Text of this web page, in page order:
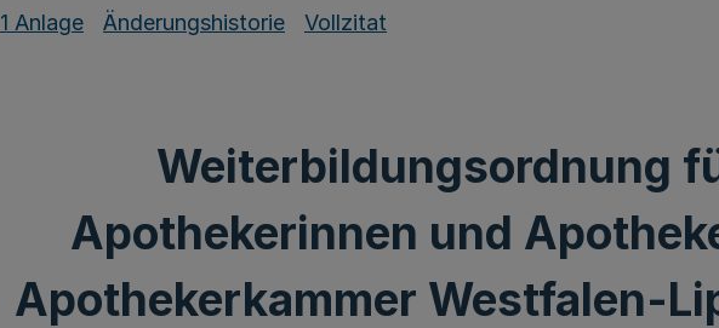
1 Anlage Änderungshistorie Vollzitat
Weiterbildungsordnung
Apothekerinnen und
Apothekerkammer Westfalen-